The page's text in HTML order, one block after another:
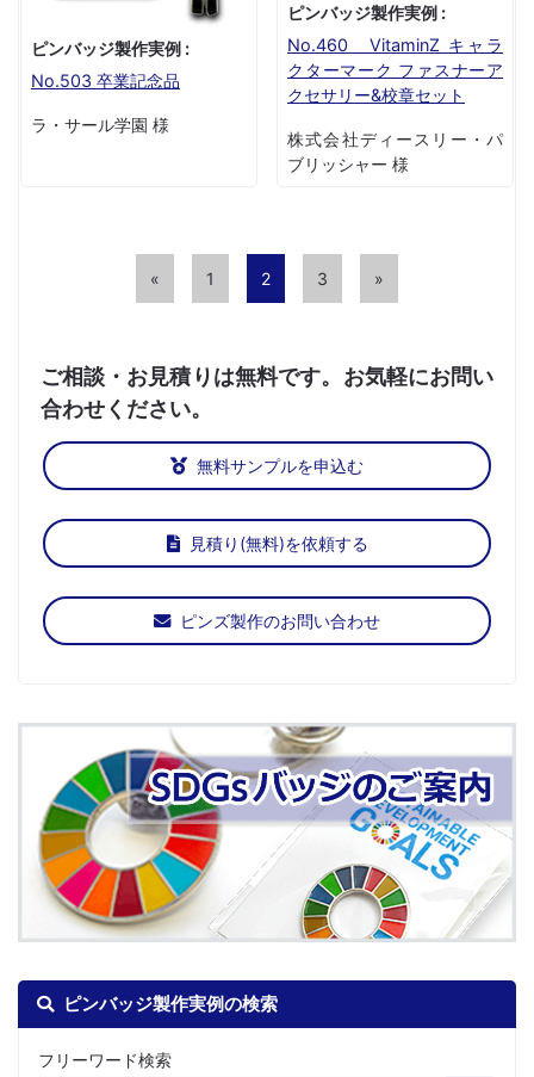
ピンバッジ製作実例の検索
フリーワード検索
ピンバッジ製作実例 :
No.503 卒業記念品
ラ・サール学園 様
ピンバッジ製作実例 :
No.460 VitaminZ キャラ
クターマーク ファスナーア
クセサリー&校章セット
株式会社ディースリー・パ
ブリッシャー 様
« 1 2 3 »
ご相談・お見積りは無料です。お気軽にお問い
合わせください。
無料サンプルを申込む
見積り(無料)を依頼する
ピンズ製作のお問い合わせ